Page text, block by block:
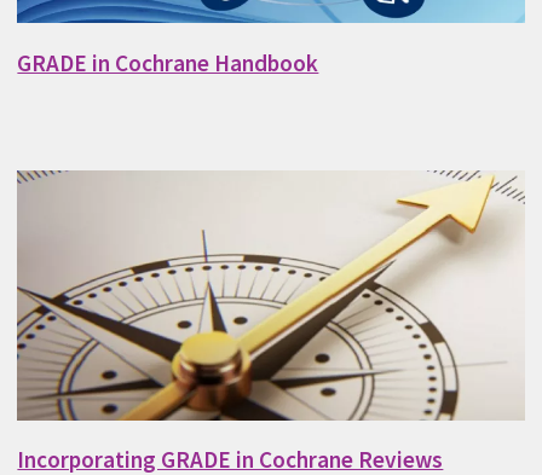
GRADE in Cochrane Handbook
Incorporating GRADE in Cochrane Reviews